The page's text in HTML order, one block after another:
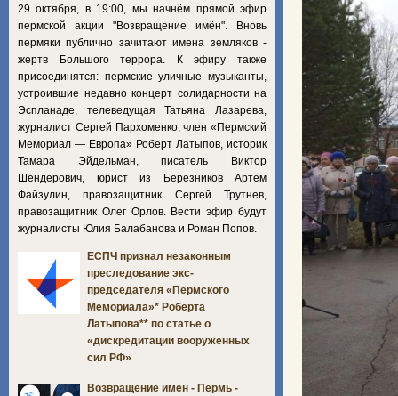
29 октября, в 19:00, мы начнём прямой эфир
пермской акции "Возвращение имён". Вновь
пермяки публично зачитают имена земляков -
жертв Большого террора. К эфиру также
присоединятся: пермские уличные музыканты,
устроившие недавно концерт солидарности на
Эспланаде, телеведущая Татьяна Лазарева,
журналист Сергей Пархоменко, член «Пермский
Мемориал — Европа» Роберт Латыпов, историк
Тамара Эйдельман, писатель Виктор
Шендерович, юрист из Березников Артём
Файзулин, правозащитник Сергей Трутнев,
правозащитник Олег Орлов. Вести эфир будут
журналисты Юлия Балабанова и Роман Попов.
ЕСПЧ признал незаконным
преследование экс-
председателя «Пермского
Мемориала»* Роберта
Латыпова** по статье о
«дискредитации вооруженных
сил РФ»
Возвращение имён - Пермь -